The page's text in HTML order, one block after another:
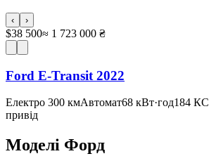
‹ ›
$38 500≈ 1 723 000 ₴
Ford E-Transit 2022
Електро 300 кмАвтомат68 кВт·год184 КС
привід
Моделі Форд